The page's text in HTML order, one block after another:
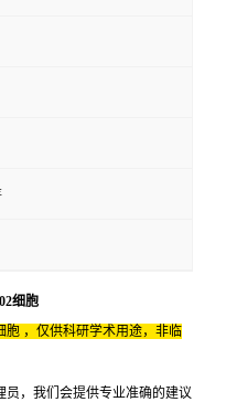
细胞
胞 ，仅供科研学术用途，非临
，我们会提供专业准确的建议